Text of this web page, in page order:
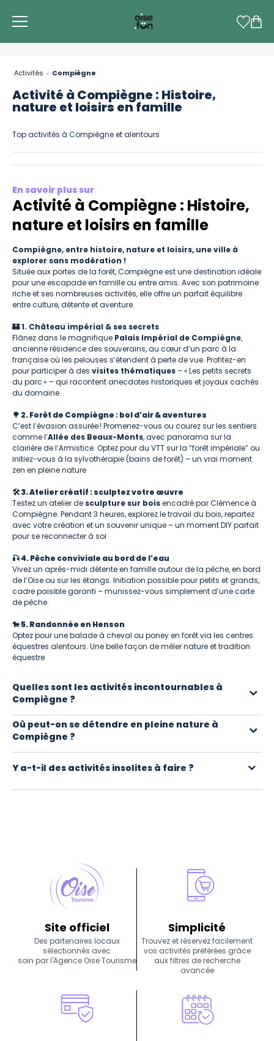
Activités Compiègne
Activité à Compiègne : Histoire,
nature et loisirs en famille
Top activités à Compiègne et alentours
En savoir plus sur
Activité à Compiègne : Histoire,
nature et loisirs en famille
Compiègne, entre histoire, nature et loisirs, une ville à
explorer sans modération !
Située aux portes de la forêt, Compiègne est une destination idéale
pour une escapade en famille ou entre amis. Avec son patrimoine
riche et ses nombreuses activités, elle offre un parfait équilibre
entre culture, détente et aventure.
🏰 1. Château impérial & ses secrets
Flânez dans le magnifique Palais Impérial de Compiègne,
ancienne résidence des souverains, au cœur d’un parc à la
française où les pelouses s’étendent à perte de vue. Profitez-en
pour participer à des visites thématiques – « Les petits secrets
du parc » – qui racontent anecdotes historiques et joyaux cachés
du domaine.
🌳 2. Forêt de Compiègne : bol d’air & aventures
C’est l’évasion assurée ! Promenez-vous ou courez sur les sentiers
comme l’Allée des Beaux-Monts, avec panorama sur la
clairière de l’Armistice. Optez pour du VTT sur la “forêt impériale” ou
initiez-vous à la sylvothérapie (bains de forêt) – un vrai moment
zen en pleine nature
🛠️ 3. Atelier créatif : sculptez votre œuvre
Testez un atelier de sculpture sur boisencadré par Clémence à
Compiègne. Pendant 3 heures, explorez le travail du bois, repartez
avec votre création et un souvenir unique – un moment DIY parfait
pour se reconnecter à soi
🎣 4. Pêche conviviale au bord de l’eau
Vivez un après-midi détente en famille autour de la pêche, en bord
de l’Oise ou sur les étangs. Initiation possible pour petits et grands,
cadre paisible garanti – munissez-vous simplement d’une carte
de pêche.
🐎 5. Randonnée en Henson
Optez pour une balade à cheval ou poney en forêt via les centres
équestres alentours. Une belle façon de mêler nature et tradition
équestre
Quelles sont les activités incontournables à
Compiègne ?
Le Château de Compiègne, la Forêt de Compiègne pour les
balades et randonnées, et le Mémorial de l’Armistice sont des
incontournables pour une sortie réussie.
Où peut-on se détendre en pleine nature à
Compiègne ?
ou à cheval. Les bords de l’Oise sont également parfaits pour une
balade relaxante.
Y a-t-il des activités insolites à faire ?
Site officiel
Des partenaires locaux
sélectionnés avec
soin par l'Agence Oise Tourisme
Simplicité
Trouvez et réservez facilement
vos activités préférées grâce
aux filtres de recherche
avancée